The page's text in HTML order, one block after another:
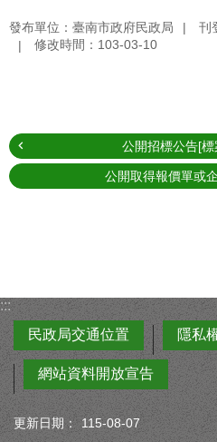
發布單位：臺南市政府民政局
刊
修改時間：103-03-10
公開招標公告[
公開取得報價單或
:::
民政局交通位置
隱私
網站資料開放宣告
更新日期： 115-08-07